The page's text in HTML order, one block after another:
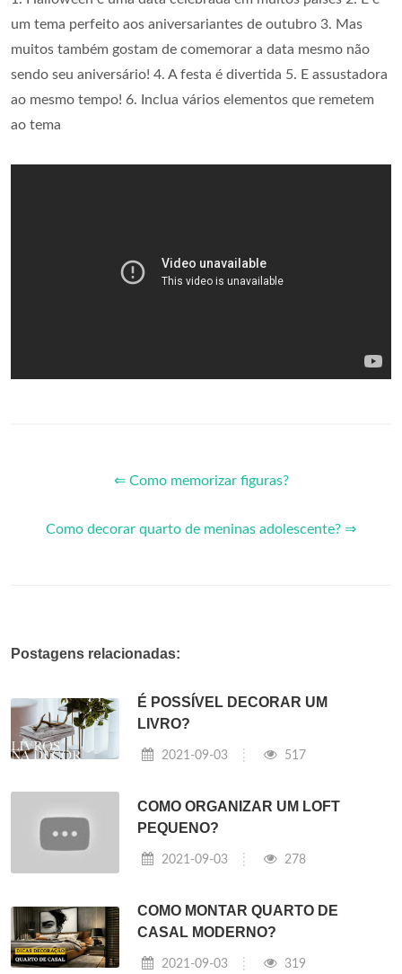
um tema perfeito aos aniversariantes de outubro 3. Mas
muitos também gostam de comemorar a data mesmo não
sendo seu aniversário! 4. A festa é divertida 5. E assustadora
ao mesmo tempo! 6. Inclua vários elementos que remetem
ao tema
⇐ Como memorizar figuras?
Como decorar quarto de meninas adolescente? ⇒
Postagens relacionadas:
É POSSÍVEL DECORAR UM
LIVRO?
2021-09-03 517
COMO ORGANIZAR UM LOFT
PEQUENO?
2021-09-03 278
COMO MONTAR QUARTO DE
CASAL MODERNO?
2021-09-03 319